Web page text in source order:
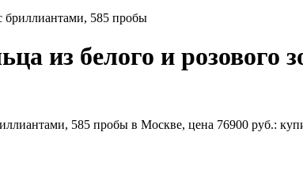
бриллиантами, 585 пробы
из белого и розового